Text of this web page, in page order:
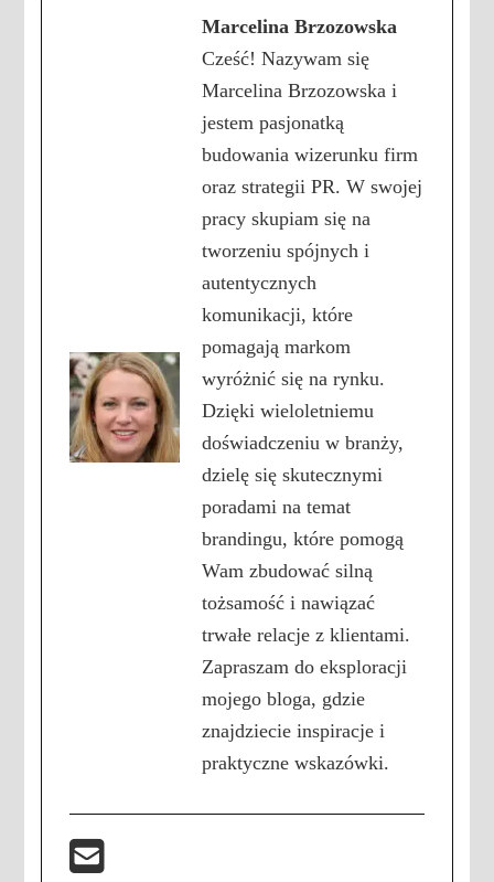
Marcelina Brzozowska
Cześć! Nazywam się
Marcelina Brzozowska i
jestem pasjonatką
budowania wizerunku firm
oraz strategii PR. W swojej
pracy skupiam się na
tworzeniu spójnych i
autentycznych
komunikacji, które
pomagają markom
wyróżnić się na rynku.
Dzięki wieloletniemu
doświadczeniu w branży,
dzielę się skutecznymi
poradami na temat
brandingu, które pomogą
Wam zbudować silną
tożsamość i nawiązać
trwałe relacje z klientami.
Zapraszam do eksploracji
mojego bloga, gdzie
znajdziecie inspiracje i
praktyczne wskazówki.